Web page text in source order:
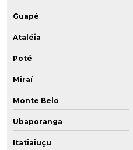
Guapé
Ataléia
Poté
Miraí
Monte Belo
Ubaporanga
Itatiaiuçu